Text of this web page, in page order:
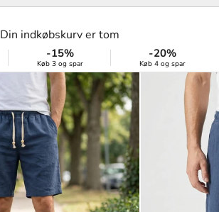
Din indkøbskurv er tom
-15%
Køb 3 og spar
-20%
Køb 4 og spar